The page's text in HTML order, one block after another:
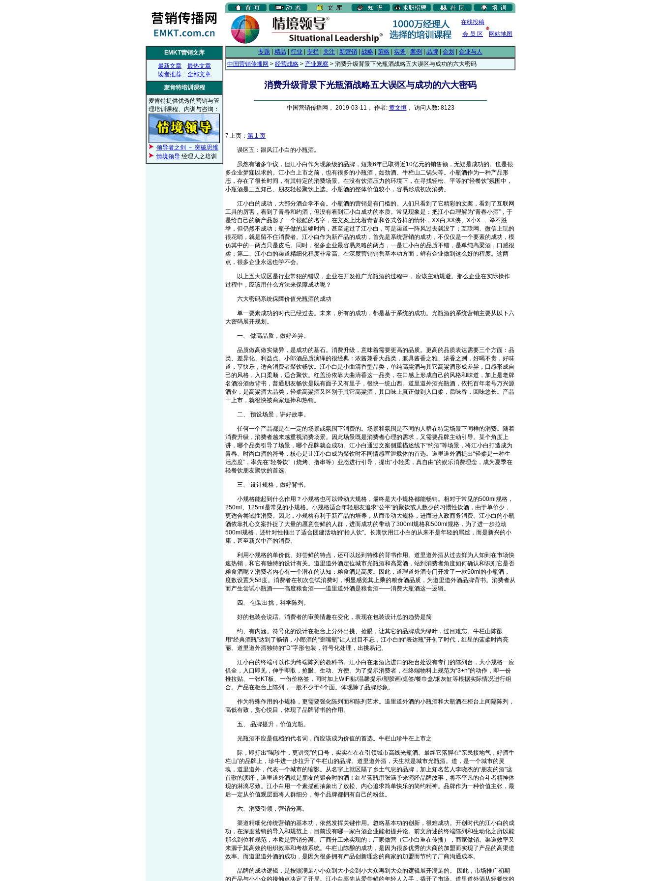
在线投稿
会 员 区
网站地图
EMKT营销文库
最新文章
最热文章
读者推荐
全部文章
麦肯特培训课程
麦肯特提供优秀的营销与管
理培训课程、内训与咨询：
领导者之剑 － 突破思维
情境领导 经理人之培训
专题 精品 行业 专栏 关注 新营销 战略 策略 实务 案例 品牌 企划
企业与人
中国营销传播网 > 经营战略 > 产业观察 > 消费升级背景下光瓶酒战略五大误区与成功的六大密码
消费升级背景下光瓶酒战略五大误区与成功的六大密码
中国营销传播网， 2019-03-11， 作者: 黄文恒， 访问人数: 8123
7 上页： 第 1 页
误区五：跟风江小白的小瓶酒。
虽然有诸多争议，但江小白作为现象级的品牌，短期6年已取得近10亿元的销售额，无疑是成功的。也是很
多企业梦寐以求的。江小白上市之前，也有很多的小瓶酒，如劲酒、牛栏山二锅头等。小瓶酒作为一种产品形
态，存在了很长时间，有其特定的消费场景。在没有饮酒压力的环境下，在寻找轻松、平等的“轻餐饮”氛围中，
小瓶酒是三五知己、朋友轻松聚饮上选。小瓶酒的整体价值较小，容易形成初次消费。
江小白的成功，大部分酒企学不会。小瓶酒的营销是有门槛的。人们只看到了它精彩的文案，看到了互联网
工具的厉害，看到了青春和约酒，但没有看到江小白成功的本质。常见现象是：把江小白理解为“青春小酒”，于
是给自己的新产品起了一个很酷的名字，在文案上比着青春和各式各样的情怀，XX白,XX侠、X小X......举不胜
举，但仍然不成功；瓶子做的足够时尚，甚至超过了江小白，可是渠道一阵风过去就没了；互联网、微信上玩的
很花哨，就是留不住消费者。江小白作为新产品的成功，首先是系统营销的成功，不仅仅是一个要素的成功，模
仿其中的一两点只是皮毛。同时，很多企业最容易忽略的两点，一是江小白的品质不错，是单纯高粱酒，口感很
柔；第二、江小白的渠道精细化程度非常高。在深度营销销售基本功方面，鲜有企业做到这么好的程度。这两
点，很多企业永远也学不会。
以上五大误区是行业常犯的错误，企业在开发推广光瓶酒的过程中， 应该主动规避。那么企业在实际操作
过程中，应该用什么方法来保障成功呢？
六大密码系统保障价值光瓶酒的成功
单一要素成功的时代已经过去。未来，所有的成功，都是基于系统的成功。光瓶酒的系统营销主要从以下六
大密码展开规划。
一、 做高品质，做好差异。
品质做高做实做异，是成功的基石。消费升级，意味着需要更高的品质。更高的品质表达需要三个方面：品
类、差异化、利益点。小郎酒品质演绎的很经典：浓酱兼香大品类，兼具酱香之雅、浓香之冽，好喝不贵，好味
道，享快乐，适合消费者聚饮畅饮。江小白是小曲清香型品类，单纯高粱酒与其它高粱酒形成差异，口感形成自
己的风格，入口柔顺，适合聚饮。红盖汾依靠大曲清香这一品类，在口感上形成自己的风格和味道，加上是老牌
名酒汾酒做背书，普通朋友畅饮是既有面子又有里子，很快一统山西。道里道外酒光瓶酒，依托百年老号万兴源
酒业，是高粱酒大品类，轻柔高粱酒又区别于其它高粱酒，其口味上真正做到入口柔，后味香，回味悠长。产品
一上市，就很快被商家追捧和热销。
二、 预设场景，讲好故事。
任何一个产品都是在一定的场景或氛围下消费的。场景和氛围是不同的人群在特定场景下同样的消费。随着
消费升级，消费者越来越重视消费场景。因此场景既是消费者心理的需求，又需要品牌主动引导。某个角度上
讲，哪个品类引导了场景，哪个品牌就会成功。江小白通过文案侧重描述线下“约酒”等场景，将江小白打造成为
青春、时尚白酒的符号，核心是让江小白成为聚饮时不同情感宣泄载体的首选。道里道外酒提出“轻柔是一种生
活态度”，率先在“轻餐饮”（烧烤、撸串等）业态进行引导，提出“小轻柔，真自由”的娱乐消费理念，成为夏季在
轻餐饮朋友聚饮的首选。
三、 设计规格，做好背书。
小规格能起到什么作用？小规格也可以带动大规格，最终是大小规格都能畅销。相对于常见的500ml规格，
250ml、125ml是常见的小规格。小规格适合年轻朋友追求“公平”的聚饮或人数少的习惯性饮酒，由于单价少，
更适合尝试性消费。因此，小规格有利于新产品的培养，从而带动大规格，进而进入政商务消费。江小白的小瓶
酒依靠扎心文案扑捉了大量的愿意尝鲜的人群，进而成功的带动了300ml规格和500ml规格，为了进一步拉动
500ml规格，还针对性推出了适合团建活动的“拾人饮”。长期饮用江小白的从来不是年轻的屌丝，而是新兴的小
康，甚至新兴中产的消费。
利用小规格的单价低、好尝鲜的特点，还可以起到特殊的背书作用。道里道外酒从过去鲜为人知到在市场快
速热销，和它有独特的设计有关。道里道外酒定位城市光瓶酒和高粱酒，站到消费者角度如何确认和识别它是否
粮食酒呢？消费者内心有一个潜在的认知：粮食酒是高度。因此，道理道外酒专门开发了一款50ml的小瓶酒，
度数设置为58度。消费者在初次尝试消费时，明显感觉其上乘的粮食酒品质，为道里道外酒品牌背书。消费者从
而产生尝试小瓶酒——高度粮食酒——道里道外酒是粮食酒——消费大瓶酒这一逻辑。
四、 包装出挑，科学陈列。
好的包装会说话。消费者的审美情趣在变化，表现在包装设计总的趋势是简
约、有内涵。符号化的设计在柜台上分外出挑、抢眼，让其它的品牌成为绿叶，过目难忘。牛栏山陈酿
用“经典酒瓶”达到了畅销，小郎酒的“歪嘴瓶”让人过目不忘，江小白的“表达瓶”开创了时代，红星的蓝柔时尚亮
丽。道里道外酒独特的“D”字形包装，符号化处理，出挑易记。
江小白的终端可以作为终端陈列的教科书。江小白在烟酒店进口的柜台处设有专门的陈列台，大小规格一应
俱全，入口即见，伸手即取，抢眼、生动、方便。为了提示消费者，在终端物料上规范为“3+n”的动作，即一份
推拉贴、一张KT板、一份价格签，同时加上WIFI贴/温馨提示/塑胶画/桌签/餐巾盒/烟灰缸等根据实际情况进行组
合。产品在柜台上陈列，一般不少于4个面。体现除了品牌形象。
作为特殊作用的小规格，更需要强化陈列面和陈列艺术。道里道外酒的小瓶酒和大瓶酒在柜台上间隔陈列，
高低有致，赏心悦目，体现了品牌背书的作用。
五、 品牌提升，价值光瓶。
光瓶酒不应是低档的代名词，而应该成为价值的首选。牛栏山珍牛在上市之
际，即打出“喝珍牛，更讲究”的口号，实实在在在引领城市高线光瓶酒。最终它落脚在“亲民接地气，好酒牛
栏山”的品牌上，珍牛进一步拉升了牛栏山的品牌。道里道外酒，天生就是城市光瓶酒。道，是一个城市的灵
魂，道里道外，代表一个城市的缩影。从名字上就区隔了乡土气息的品牌，加上知名艺人李晓杰的“朋友的酒”这
首歌的演绎，道里道外酒就是朋友的聚会时的酒！红星蓝瓶用张涵予来演绎品牌故事，将不平凡的奋斗者精神体
现的淋漓尽致。江小白用一个素描画抽象出了放松、内心追求简单快乐的简约精神。品牌作为一种价值主张，最
后一定从价值观层面将人群细分，每个品牌都拥有自己的粉丝。
六、消费引领，营销分离。
渠道精细化传统营销的基本功，依然发挥关键作用。忽略基本功的创新，很难成功。开创时代的江小白的成
功，在深度营销的导入和规范上，目前没有哪一家白酒企业能相提并论。前文所述的终端陈列和生动化之所以能
那么到位和规范，本质是营销分离、厂商分工来实现的：厂家做营（江小白重在传播），商家做销。渠道效率又
来源于其高效的组织效率和考核系统。牛栏山陈酿的成功，是因为很多优秀的大商的加盟而实现了产品的高渠道
效率。而道里道外酒的成功，是因为很多拥有产品创新理念的商家的加盟而节约了厂商沟通成本。
品牌的成功逻辑，是按照满足小小众到大小众到小大众再到大众的逻辑展开满足的。 因此，市场推广初期
的产品与小小众的接触点决定了开局。江小白率先从爱尝鲜的年轻人入手，撬开了市场。道里道外酒从轻餐饮的